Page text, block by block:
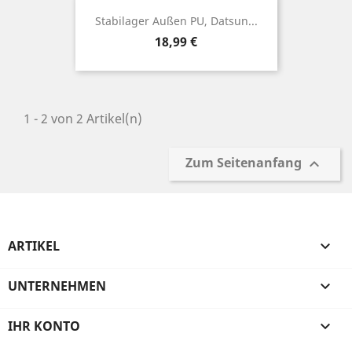
Stabilager Außen PU, Datsun...
Preis
18,99 €
1 - 2 von 2 Artikel(n)
Zum Seitenanfang 
ARTIKEL 
UNTERNEHMEN 
IHR KONTO 